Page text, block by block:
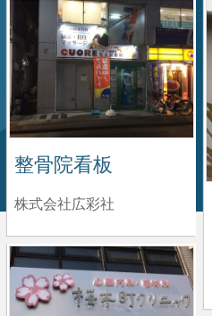
整骨院看板
株式会社広彩社